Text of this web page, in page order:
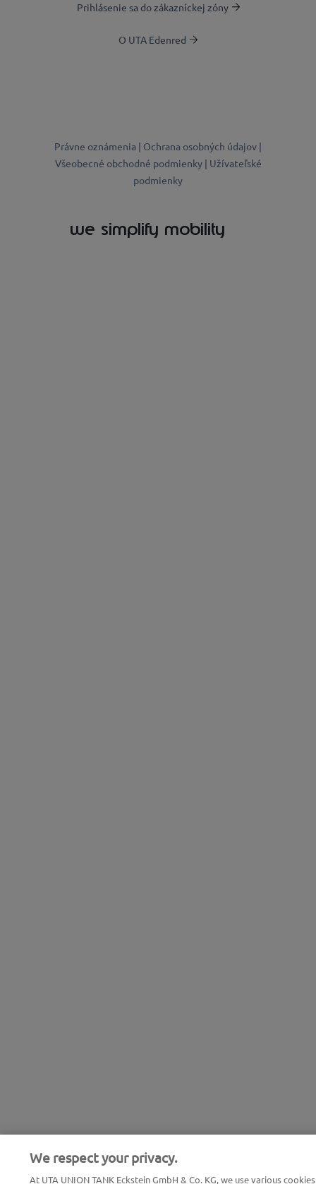
Prihlásenie sa do zákazníckej zóny
O UTA Edenred
Právne oznámenia | Ochrana osobných údajov |
Všeobecné obchodné podmienky | Užívateľské
podmienky
we simplify mobility
We respect your privacy.
At UTA UNION TANK Eckstein GmbH & Co. KG, we use various cookies